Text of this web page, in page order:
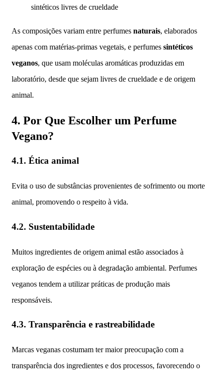
sintéticos livres de crueldade
As composições variam entre perfumes naturais, elaborados
apenas com matérias-primas vegetais, e perfumes sintéticos
veganos, que usam moléculas aromáticas produzidas em
laboratório, desde que sejam livres de crueldade e de origem
animal.
4. Por Que Escolher um Perfume
Vegano?
4.1. Ética animal
Evita o uso de substâncias provenientes de sofrimento ou morte
animal, promovendo o respeito à vida.
4.2. Sustentabilidade
Muitos ingredientes de origem animal estão associados à
exploração de espécies ou à degradação ambiental. Perfumes
veganos tendem a utilizar práticas de produção mais
responsáveis.
4.3. Transparência e rastreabilidade
Marcas veganas costumam ter maior preocupação com a
transparência dos ingredientes e dos processos, favorecendo o